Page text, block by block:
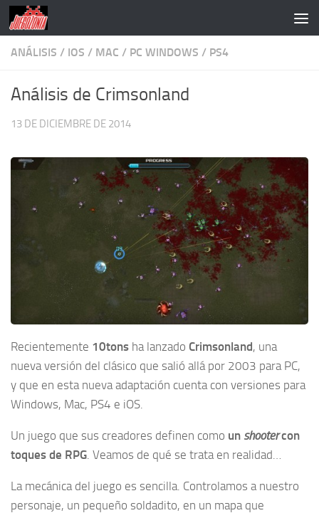
Saltar al contenido
ANÁLISIS / IOS / MAC / PC WINDOWS / PS4
Análisis de Crimsonland
13 DE DICIEMBRE DE 2014
Recientemente 10tons ha lanzado Crimsonland, una
nueva versión del clásico que salió allá por 2003 para PC,
y que en esta nueva adaptación cuenta con versiones para
Windows, Mac, PS4 e iOS.
Un juego que sus creadores definen como un shootercon
toques de RPG . Veamos de qué se trata en realidad…
La mecánica del juego es sencilla. Controlamos a nuestro
personaje, un pequeño soldadito, en un mapa que